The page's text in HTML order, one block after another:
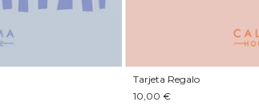
Tarjeta Regalo
10,00 €